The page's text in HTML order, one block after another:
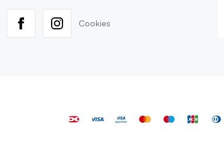
Cookies